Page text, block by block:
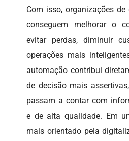
Com isso, organizações
conseguem melhorar o
evitar perdas, diminuir
operações mais
automação contribui
de decisão mais
passam a contar com
e de alta qualidade. Em
mais orientado pela